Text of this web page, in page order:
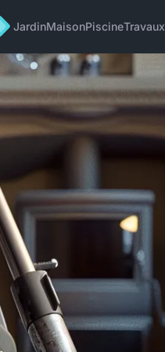
JardinMaisonPiscineTravaux